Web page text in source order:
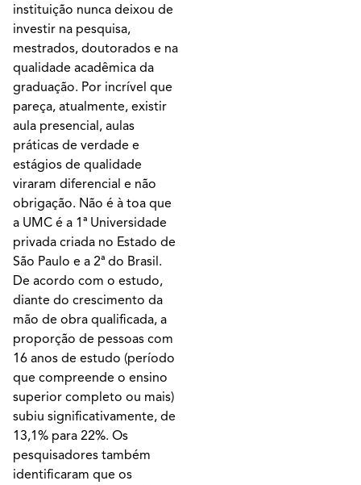
instituição nunca deixou de
investir na pesquisa,
mestrados, doutorados e na
qualidade acadêmica da
graduação. Por incrível que
pareça, atualmente, existir
aula presencial, aulas
práticas de verdade e
estágios de qualidade
viraram diferencial e não
obrigação. Não é à toa que
a UMC é a 1ª Universidade
privada criada no Estado de
São Paulo e a 2ª do Brasil.
De acordo com o estudo,
diante do crescimento da
mão de obra qualificada, a
proporção de pessoas com
16 anos de estudo (período
que compreende o ensino
superior completo ou mais)
subiu significativamente, de
13,1% para 22%. Os
pesquisadores também
identificaram que os